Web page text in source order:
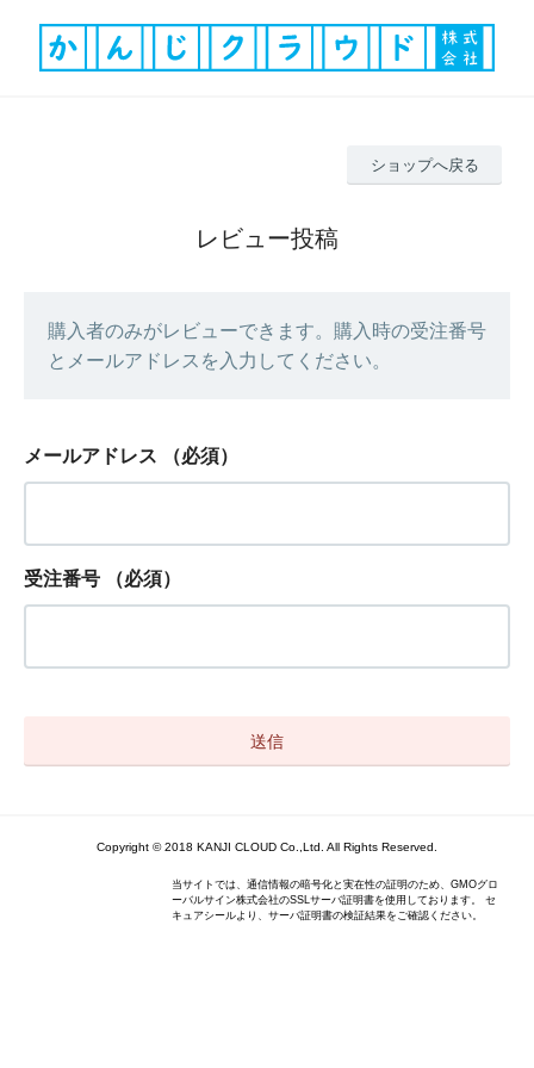
ショップへ戻る
レビュー投稿
購入者のみがレビューできます。購入時の受注番号
とメールアドレスを入力してください。
メールアドレス （必須）
受注番号 （必須）
Copyright © 2018 KANJI CLOUD Co.,Ltd. All Rights Reserved.
当サイトでは、通信情報の暗号化と実在性の証明のため、GMOグロ
ーバルサイン株式会社のSSLサーバ証明書を使用しております。 セ
キュアシールより、サーバ証明書の検証結果をご確認ください。